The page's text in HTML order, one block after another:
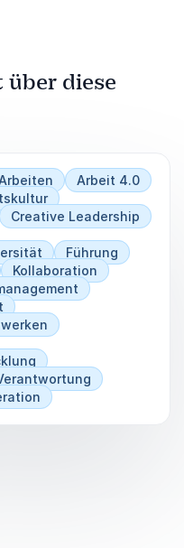
diese
Arbeit 4.0
Creative Leadership
Führung
Kollaboration